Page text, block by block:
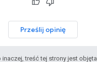
Prześlij opinię
inaczej, treść tej strony jest objęta